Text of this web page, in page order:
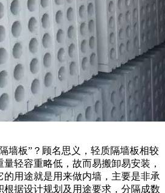
墙板”？顾名思义，轻质隔墙板相较
轻容重略低，故而易搬卸易安装，
用途就是用来做内墙，主要是非承
据设计规划及用途要求，分隔成数